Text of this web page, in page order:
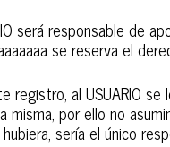
será responsable de
se reserva el
registro, al USUARIO
misma, por ello no
sería el único